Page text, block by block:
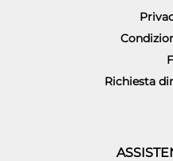
Richiesta